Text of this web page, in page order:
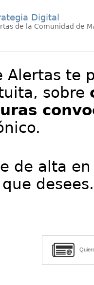
Digital
de la Comunidad de
Alertas te
sobre
de alta
desees.